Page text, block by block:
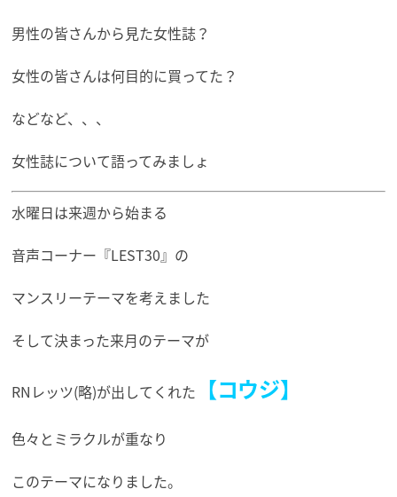
男性の皆さんから見た女性誌？
女性の皆さんは何目的に買ってた？
などなど、、、
女性誌について語ってみましょ
水曜日は来週から始まる
音声コーナー『LEST30』の
マンスリーテーマを考えました
そして決まった来月のテーマが
RNレッツ(略)が出してくれた 【コウジ】
色々とミラクルが重なり
このテーマになりました。